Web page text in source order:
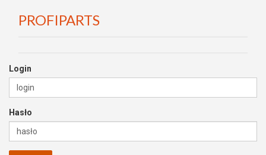
PROFIPARTS
Login
Hasło